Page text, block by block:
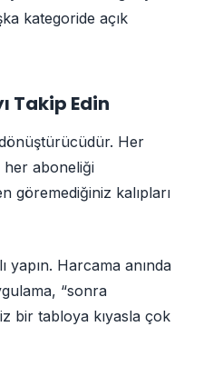
kategoride açık
Takip Edin
dönüştürücüdür. Her
aboneliği
göremediğiniz kalıpları
yapın. Harcama anında
“sonra
bir tabloya kıyasla çok